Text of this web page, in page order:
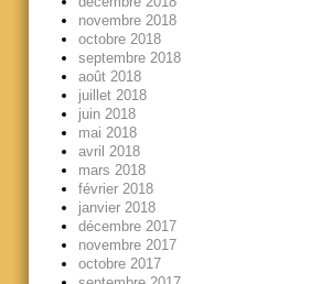
novembre 2018
octobre 2018
septembre 2018
août 2018
juillet 2018
juin 2018
mai 2018
avril 2018
mars 2018
février 2018
janvier 2018
décembre 2017
novembre 2017
octobre 2017